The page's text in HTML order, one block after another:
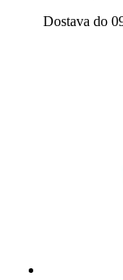
Dostava do